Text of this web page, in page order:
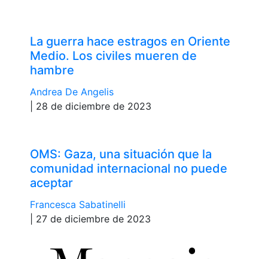
La guerra hace estragos en Oriente
Medio. Los civiles mueren de
hambre
Andrea De Angelis
| 28 de diciembre de 2023
OMS: Gaza, una situación que la
comunidad internacional no puede
aceptar
Francesca Sabatinelli
| 27 de diciembre de 2023